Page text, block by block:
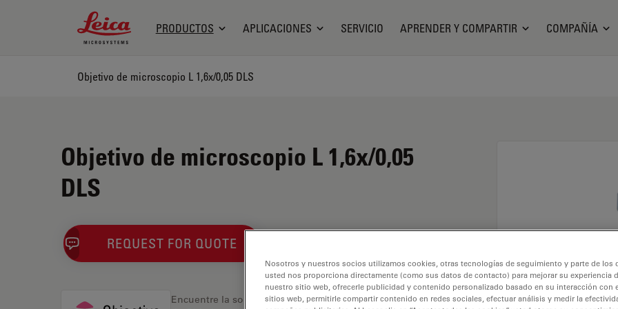
Leica Microsystems Logo
PRODUCTOS APLICACIONES SERVICIO APRENDER Y COMPARTIR COMPAÑÍA
Objetivo de microscopio L 1,6x/0,05 DLS
Objetivo de microscopio L 1,6x/0,05
DLS
REQUEST FOR QUOTE
Encuentre la solución ideal. Explore nuestroBuscador
Nosotros y nuestros socios utilizamos cookies, otras tecnologías de seguimiento y parte de los
usted nos proporciona directamente (como sus datos de contacto) para mejorar su experiencia
nuestro sitio web, ofrecerle publicidad y contenido personalizado basado en su interacción con
sitios web, permitirle compartir contenido en redes sociales, efectuar análisis y medir la